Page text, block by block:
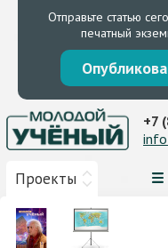
Отправьте статью
печатный
Проекты
+7